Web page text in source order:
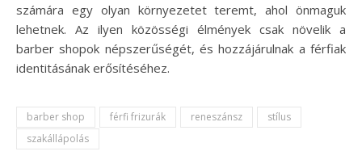
számára egy olyan környezetet teremt, ahol önmaguk
lehetnek. Az ilyen közösségi élmények csak növelik a
barber shopok népszerűségét, és hozzájárulnak a férfiak
identitásának erősítéséhez.
barber shop férfi frizurák reneszánsz
stílus
szakállápolás